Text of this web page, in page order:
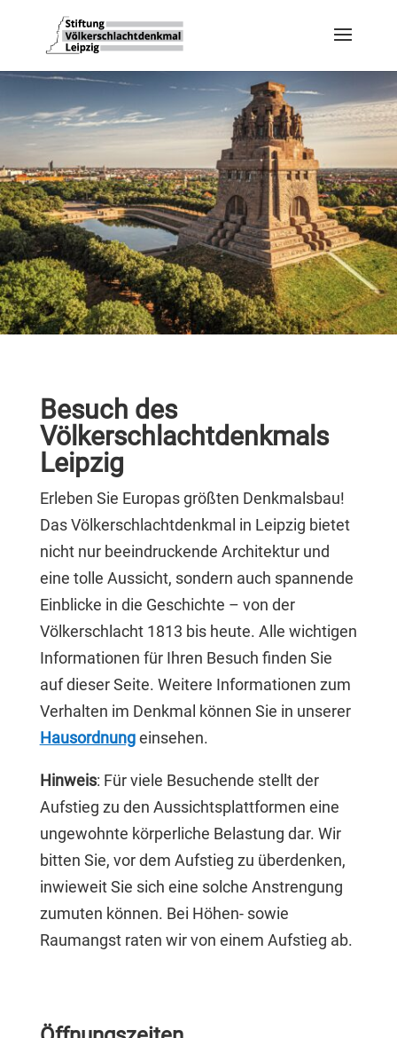
Besuch des
Völkerschlachtdenkmals
Leipzig
Erleben Sie Europas größten Denkmalsbau!
Das Völkerschlachtdenkmal in Leipzig bietet
nicht nur beeindruckende Architektur und
eine tolle Aussicht, sondern auch spannende
Einblicke in die Geschichte – von der
Völkerschlacht 1813 bis heute. Alle wichtigen
Informationen für Ihren Besuch finden Sie
auf dieser Seite. Weitere Informationen zum
Verhalten im Denkmal können Sie in unserer
Hausordnung einsehen.
Hinweis: Für viele Besuchende stellt der
Aufstieg zu den Aussichtsplattformen eine
ungewohnte körperliche Belastung dar. Wir
bitten Sie, vor dem Aufstieg zu überdenken,
inwieweit Sie sich eine solche Anstrengung
zumuten können. Bei Höhen- sowie
Raumangst raten wir von einem Aufstieg ab.